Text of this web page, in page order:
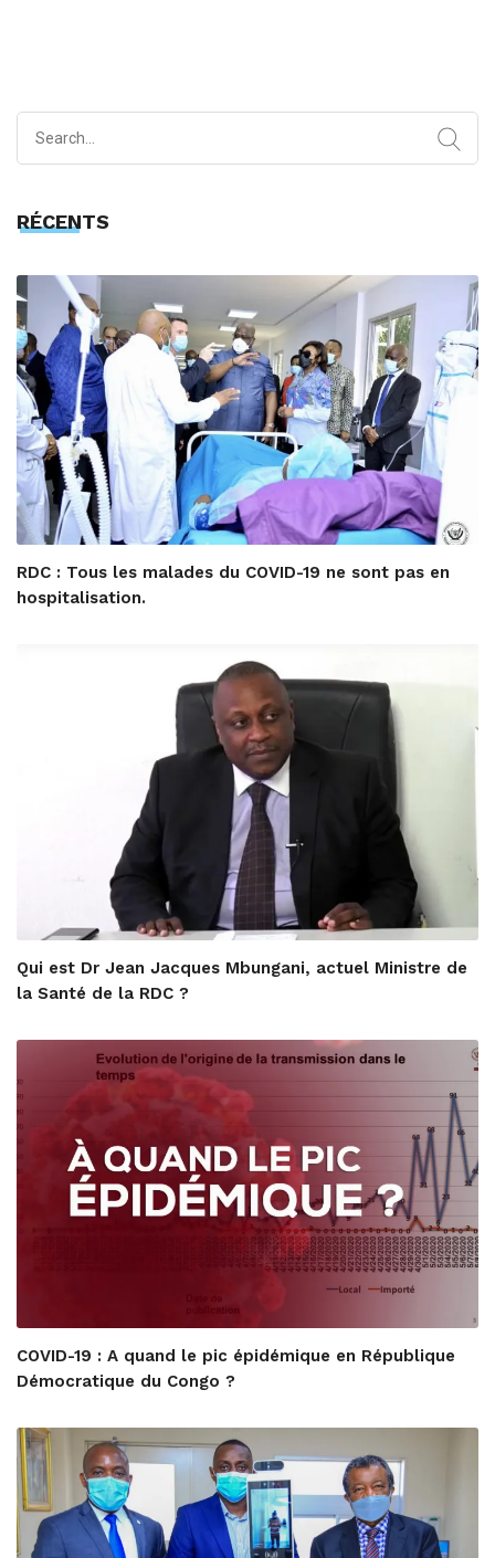
RÉCENTS
RDC : Tous les malades du COVID-19 ne sont pas en
hospitalisation.
Qui est Dr Jean Jacques Mbungani, actuel Ministre de
la Santé de la RDC ?
COVID-19 : A quand le pic épidémique en République
Démocratique du Congo ?